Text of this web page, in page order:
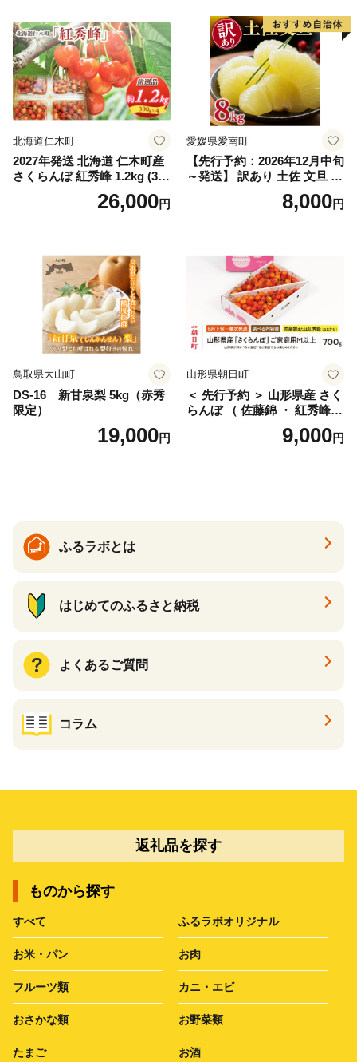
笛吹市 山梨県 フルーツ 果物
ぶどう 葡萄 大粒 シャインマ
スカット おすすめ シャイン
マスカット 贈答 ギフト 産地
笛吹市 シャインマスカット
笛吹 葡萄 国産 ぶどう 人気
国産 1.2kg 先行｜
北海道仁木町
2027年発送 北海道 仁木町産
さくらんぼ 紅秀峰 1.2kg (300
g×4パック) Lサイズ以上 旬
桜桃 産地直送 サクランボ チ
26,000円
愛媛県愛南町
【先行予約：2026年12月中旬
～発送】 訳あり 土佐 文旦 8k
g (Mサイズ以上サイズミック
ス) 8000円 わけあり ぶんた
産 農家直送 期間限定 特産品
サイズミックス くらもとフ
ァーム 愛南町 愛媛県
8,000円
鳥取県大山町
DS-16 新甘泉梨 5kg（赤秀
限定）
19,000円
山形県朝日町
＜ 先行予約 ＞ 山形県産 さく
らんぼ （ 佐藤錦 ・ 紅秀峰
） ご家庭用 M以上 700g 【20
26年6月下旬から7月上旬発
9,000円
ふるラボとは
はじめてのふるさと納税
よくあるご質問
コラム
返礼品を探す
ものから探す
すべて ふるラボオリジナル
お米・パン お肉
フルーツ類 カニ・エビ
おさかな類 お野菜類
たまご お酒